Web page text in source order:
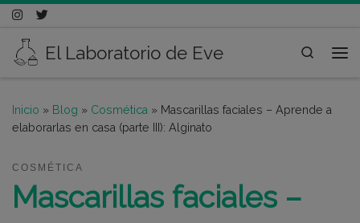
Saltar al contenido
El Laboratorio de Eve
Search
Inicio » Blog » Cosmética » Mascarillas faciales – Aprende a
elaborarlas en casa (parte III): Alginato
COSMÉTICA
Mascarillas faciales –